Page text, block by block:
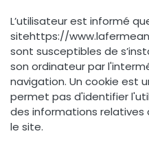
L’utilisateur est informé
sitehttps://
sont susceptibles de
son ordinateur par
navigation. Un cookie est
permet pas d'identifier
des informations relatives
le site.